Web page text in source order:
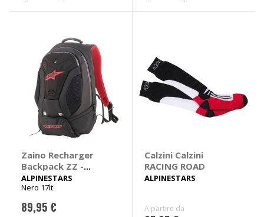
Zaino Recharger
Backpack ZZ -
ALPINESTARS
ALPINESTARS
Nero 17lt
89,95 €
Calzini Calzini
RACING ROAD
ALPINESTARS
A partire da